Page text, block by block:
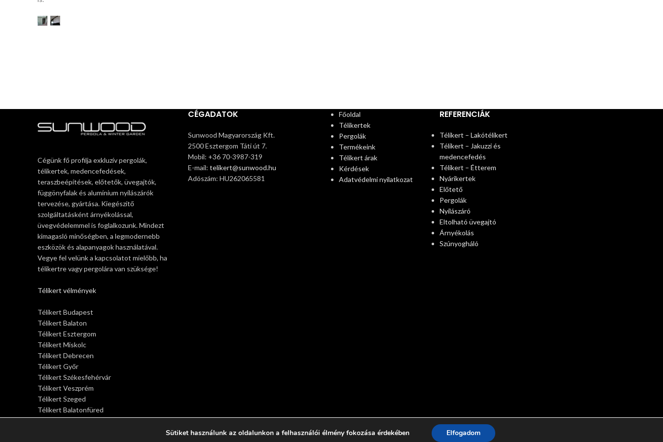
Cégünk fő profilja exkluzív pergolák,
télikertek, medencefedések,
teraszbeépítések, előtetők, üvegajtók,
függönyfalak és alumínium nyílászárók
tervezése, gyártása. Kiegészítő
szolgáltatásként árnyékolással,
üvegvédelemmel is foglalkozunk. Mindezt
kimagasló minőségben, a legmodernebb
eszközök és alapanyagok használatával.
Vegye fel velünk a kapcsolatot mielőbb, ha
télikertre vagy pergolára van szüksége!
Télikert vélmények
Télikert Budapest
Télikert Balaton
Télikert Esztergom
Télikert Miskolc
Télikert Debrecen
Télikert Győr
Télikert Székesfehérvár
Télikert Veszprém
Télikert Szeged
Télikert Balatonfüred
Télikert Siófok
CÉGADATOK
Sunwood Magyarország Kft.
2500 Esztergom Táti út 7.
Mobil: +36 70-3987-319
E-mail:telikert@sunwood.hu
Adószám: HU262065581
Főoldal
Télikertek
Pergolák
Termékeink
Télikert árak
Kérdések
Adatvédelmi nyilatkozat
REFERENCIÁK
Télikert – Lakótélikert
Télikert – Jakuzzi és
medencefedés
Télikert – Étterem
Nyárikertek
Előtető
Pergolák
Nyílászáró
Eltolható üvegajtó
Árnyékolás
Szúnyogháló
Sütiket használunk az oldalunkon a felhasználói élmény fokozása érdekében Elfogadom